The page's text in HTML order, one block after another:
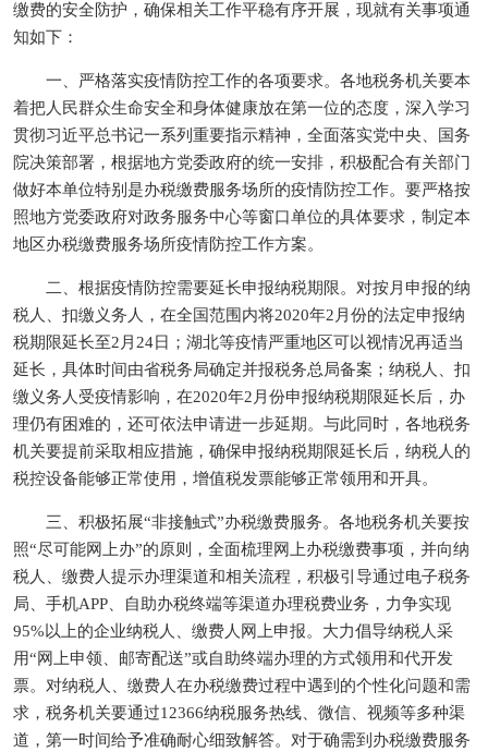
缴费的安全防护，确保相关工作平稳有序开展，现就有关事项通
知如下：
一、严格落实疫情防控工作的各项要求。各地税务机关要本
着把人民群众生命安全和身体健康放在第一位的态度，深入学习
贯彻习近平总书记一系列重要指示精神，全面落实党中央、国务
院决策部署，根据地方党委政府的统一安排，积极配合有关部门
做好本单位特别是办税缴费服务场所的疫情防控工作。要严格按
照地方党委政府对政务服务中心等窗口单位的具体要求，制定本
地区办税缴费服务场所疫情防控工作方案。
二、根据疫情防控需要延长申报纳税期限。对按月申报的纳
税人、扣缴义务人，在全国范围内将2020年2月份的法定申报纳
税期限延长至2月24日；湖北等疫情严重地区可以视情况再适当
延长，具体时间由省税务局确定并报税务总局备案；纳税人、扣
缴义务人受疫情影响，在2020年2月份申报纳税期限延长后，办
理仍有困难的，还可依法申请进一步延期。与此同时，各地税务
机关要提前采取相应措施，确保申报纳税期限延长后，纳税人的
税控设备能够正常使用，增值税发票能够正常领用和开具。
三、积极拓展“非接触式”办税缴费服务。各地税务机关要按
照“尽可能网上办”的原则，全面梳理网上办税缴费事项，并向纳
税人、缴费人提示办理渠道和相关流程，积极引导通过电子税务
局、手机APP、自助办税终端等渠道办理税费业务，力争实现
95%以上的企业纳税人、缴费人网上申报。大力倡导纳税人采
用“网上申领、邮寄配送”或自助终端办理的方式领用和代开发
票。对纳税人、缴费人在办税缴费过程中遇到的个性化问题和需
求，税务机关要通过12366纳税服务热线、微信、视频等多种渠
道，第一时间给予准确耐心细致解答。对于确需到办税缴费服务